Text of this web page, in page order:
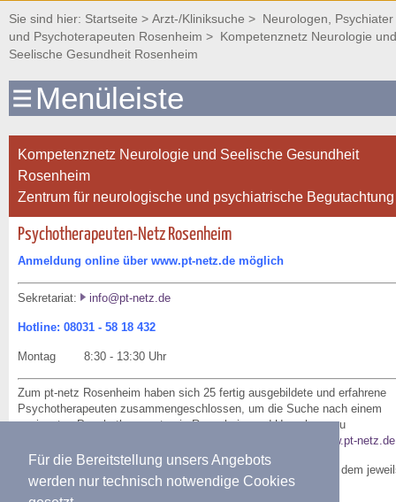
Für die Bereitstellung unsers Angebots
werden nur technisch notwendige Cookies
Sie sind hier: Startseite > Arzt-/Kliniksuche > Neurologen, Psychiater
und Psychoterapeuten Rosenheim > Kompetenznetz Neurologie und
Seelische Gesundheit Rosenheim
Menüleiste
Kompetenznetz Neurologie und Seelische Gesundheit
Rosenheim
Zentrum für neurologische und psychiatrische Begutachtung
Psychotherapeuten-Netz Rosenheim
Anmeldung online über www.pt-netz.de möglich
Sekretariat: info@pt-netz.de
Hotline: 08031 - 58 18 432
Montag 8:30 - 13:30 Uhr
Zum pt-netz Rosenheim haben sich 25 fertig ausgebildete und erfahrene
Psychotherapeuten zusammengeschlossen, um die Suche nach einem
geeigneten Psychotherapeuten in Rosenheim und Umgebung zu
www.pt-netz.de
Bitte beachten Sie: Den Behandlungsvertrag schließen Sie mit dem
behandelnden Psychotherapeuten (und nicht mit dem